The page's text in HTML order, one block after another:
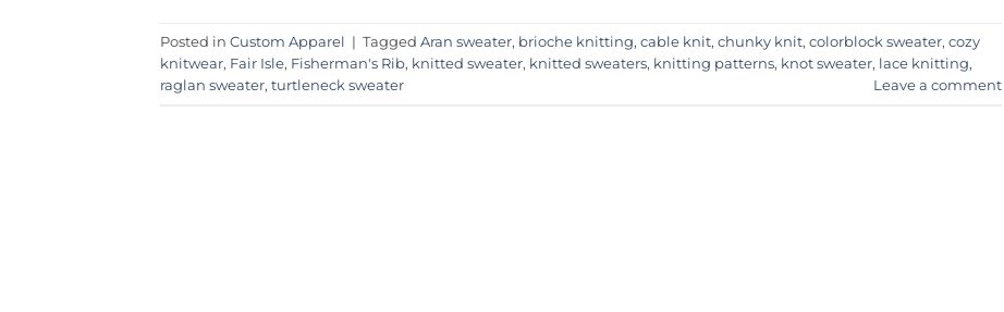
Posted in Custom Apparel | Tagged Aran sweater, brioche knitting, cable knit, chunky knit, colorblock sweater, cozy
knitwear, Fair Isle, Fisherman's Rib, knitted sweater, knitted sweaters, knitting patterns, knot sweater, lace knitting,
raglan sweater, turtleneck sweater Leave a comment